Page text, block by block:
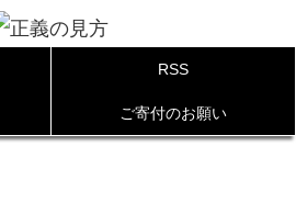
RSS
ご寄付のお願い